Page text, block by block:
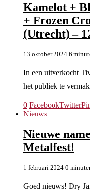
Kamelot +
+ Frozen
(Utrecht) –
13 oktober 2024 6
In een uitverkocht
het publiek te
0 FacebookTwitter
Nieuws
Nieuwe
Metalfest!
1 februari 2024 0
Goed nieuws! Dry